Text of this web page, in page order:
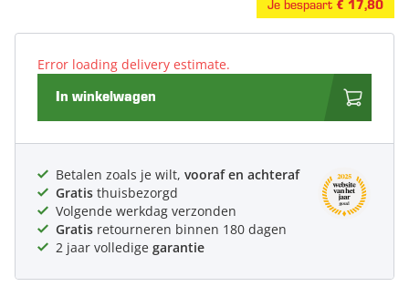
Je bespaart € 17,80
Error loading delivery estimate.
In winkelwagen
Betalen zoals je wilt, vooraf en achteraf
Gratis thuisbezorgd
Volgende werkdag verzonden
Gratis retourneren binnen 180 dagen
2 jaar volledige garantie